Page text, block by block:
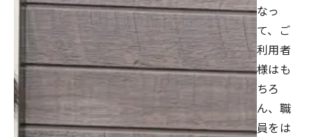
なっ
て、ご
利用者
様はも
ちろ
ん、職
員をは